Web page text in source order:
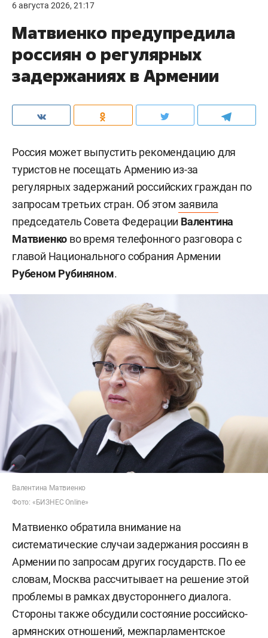
6 августа 2026, 21:17
Матвиенко предупредила
россиян о регулярных
задержаниях в Армении
Россия может выпустить рекомендацию для
туристов не посещать Армению из-за
регулярных задержаний российских граждан по
запросам третьих стран. Об этом заявила
председатель Совета Федерации Валентина
Матвиенко во время телефонного разговора с
главой Национального собрания Армении
Рубеном Рубиняном.
Валентина Матвиенко
Фото: «БИЗНЕС Online»
Матвиенко обратила внимание на
систематические случаи задержания россиян в
Армении по запросам других государств. По ее
словам, Москва рассчитывает на решение этой
проблемы в рамках двустороннего диалога.
Стороны также обсудили состояние российско-
армянских отношений, межпарламентское